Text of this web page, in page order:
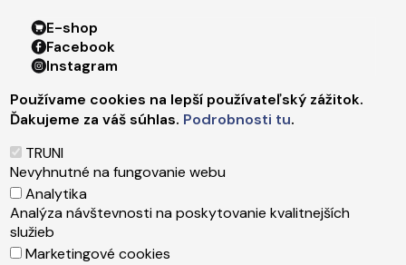
Footer menu 4
E-shop
Facebook
Instagram
LinkedIn
Youtube
TikTok
Päta
Správca obsahu
Technická podpora
Používame cookies na lepší používateľský zážitok.
Ďakujeme za váš súhlas. Podrobnosti tu.
TRUNI
Nevyhnutné na fungovanie webu
Analytika
Analýza návštevnosti na poskytovanie kvalitnejších
služieb
Marketingové cookies